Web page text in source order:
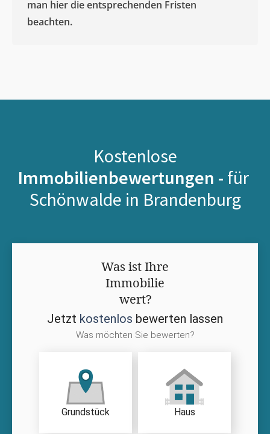
man hier die entsprechenden Fristen
beachten.
Kostenlose
Immobilienbewertungen - für
Schönwalde in Brandenburg
Was ist Ihre
Immobilie
wert?
Jetzt kostenlos bewerten lassen
Was möchten Sie bewerten?
Grundstück Haus